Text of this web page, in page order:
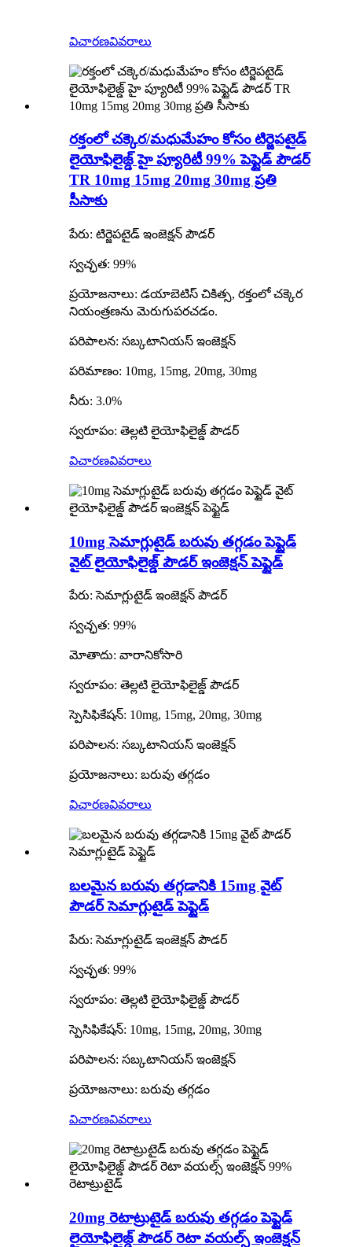
విచారణవివరాలు
రక్తంలో చక్కెర/మధుమేహం కోసం టిర్జెపటైడ్
లైయోఫిలైజ్డ్ హై ప్యూరిటీ 99% పెప్టైడ్ పౌడర్
TR 10mg 15mg 20mg 30mg ప్రతి
సీసాకు
పేరు: టిర్జెపటైడ్ ఇంజెక్షన్ పౌడర్
స్వచ్ఛత: 99%
ప్రయోజనాలు: డయాబెటిస్ చికిత్స, రక్తంలో చక్కెర
నియంత్రణను మెరుగుపరచడం.
పరిపాలన: సబ్కటానియస్ ఇంజెక్షన్
పరిమాణం: 10mg, 15mg, 20mg, 30mg
నీరు: 3.0%
స్వరూపం: తెల్లటి లైయోఫిలైజ్డ్ పౌడర్
విచారణవివరాలు
10mg సెమాగ్లుటైడ్ బరువు తగ్గడం పెప్టైడ్
వైట్ లైయోఫిలైజ్డ్ పౌడర్ ఇంజెక్షన్ పెప్టైడ్
పేరు: సెమాగ్లుటైడ్ ఇంజెక్షన్ పౌడర్
స్వచ్ఛత: 99%
మోతాదు: వారానికోసారి
స్వరూపం: తెల్లటి లైయోఫిలైజ్డ్ పౌడర్
స్పెసిఫికేషన్: 10mg, 15mg, 20mg, 30mg
పరిపాలన: సబ్కటానియస్ ఇంజెక్షన్
ప్రయోజనాలు: బరువు తగ్గడం
విచారణవివరాలు
బలమైన బరువు తగ్గడానికి 15mg వైట్
పౌడర్ సెమాగ్లుటైడ్ పెప్టైడ్
పేరు: సెమాగ్లుటైడ్ ఇంజెక్షన్ పౌడర్
స్వచ్ఛత: 99%
స్వరూపం: తెల్లటి లైయోఫిలైజ్డ్ పౌడర్
స్పెసిఫికేషన్: 10mg, 15mg, 20mg, 30mg
పరిపాలన: సబ్కటానియస్ ఇంజెక్షన్
ప్రయోజనాలు: బరువు తగ్గడం
విచారణవివరాలు
20mg రెటాట్రుటైడ్ బరువు తగ్గడం పెప్టైడ్
లైయోఫిలైజ్డ్ పౌడర్ రెటా వయల్స్ ఇంజెక్షన్